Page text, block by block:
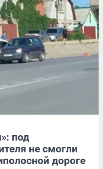
под
не смогли
дороге